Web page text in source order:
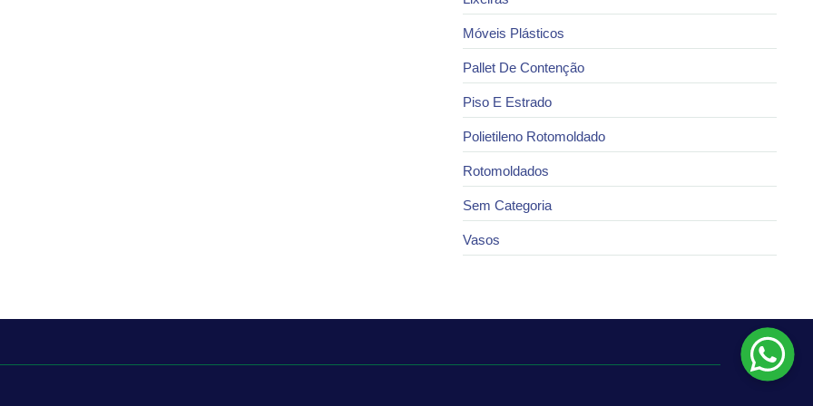
Móveis Plásticos
Pallet De Contenção
Piso E Estrado
Polietileno Rotomoldado
Rotomoldados
Sem Categoria
Vasos